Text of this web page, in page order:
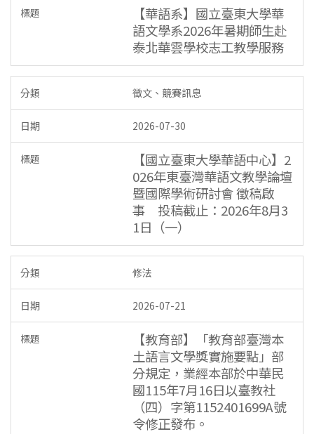
【華語系】國立臺東大學華
語文學系2026年暑期師生赴
泰北華雲學校志工教學服務
徵文、競賽訊息
2026-07-30
【國立臺東大學華語中心】2
026年東臺灣華語文教學論壇
暨國際學術研討會 徵稿啟
事 投稿截止：2026年8月3
1日（一）
修法
2026-07-21
【教育部】「教育部臺灣本
土語言文學獎實施要點」部
分規定，業經本部於中華民
國115年7月16日以臺教社
（四）字第1152401699A號
令修正發布。